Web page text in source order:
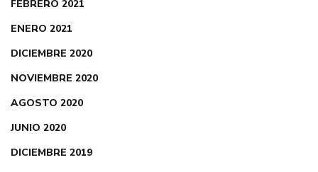
FEBRERO 2021
ENERO 2021
DICIEMBRE 2020
NOVIEMBRE 2020
AGOSTO 2020
JUNIO 2020
DICIEMBRE 2019